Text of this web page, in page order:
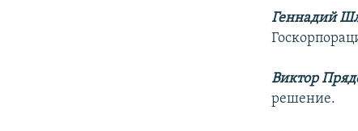
Геннадий
Виктор
решение.